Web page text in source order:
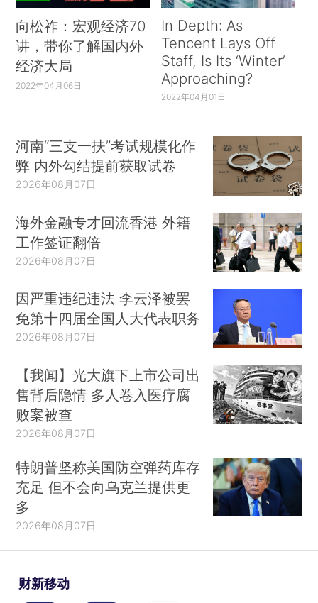
向松祚：宏观经济70
讲，带你了解国内外
经济大局
2022年04月06日
In Depth: As
Tencent Lays Off
Staff, Is Its ‘Winter’
Approaching?
2022年04月01日
河南“三支一扶”考试规模化作
弊 内外勾结提前获取试卷
2026年08月07日
海外金融专才回流香港 外籍
工作签证翻倍
2026年08月07日
因严重违纪违法 李云泽被罢
免第十四届全国人大代表职务
2026年08月07日
【我闻】光大旗下上市公司出
售背后隐情 多人卷入医疗腐
败案被查
2026年08月07日
特朗普坚称美国防空弹药库存
充足 但不会向乌克兰提供更
多
2026年08月07日
财新移动